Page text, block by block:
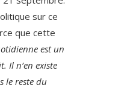
sur ce
que cette
est un
Il n’en existe
le reste du